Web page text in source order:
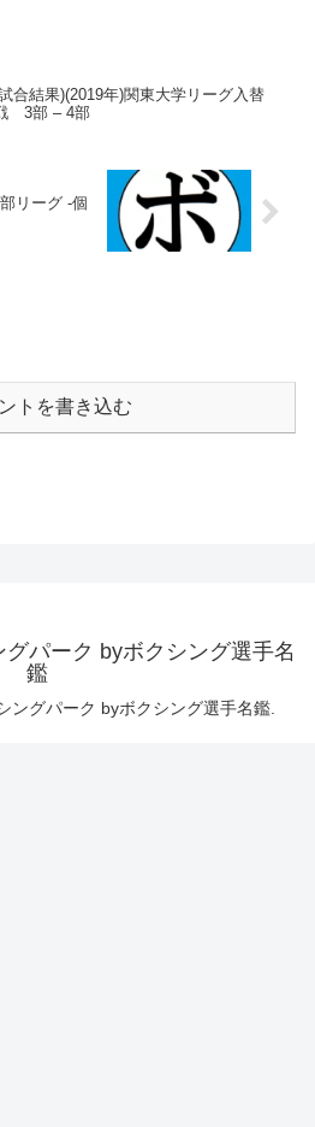
合結果)(2019年)関東大学リーグ入替
3部 – 4部
リーグ -個
トを書き込む
パーク byボクシング選手名
鑑
ングパーク byボクシング選手名鑑.